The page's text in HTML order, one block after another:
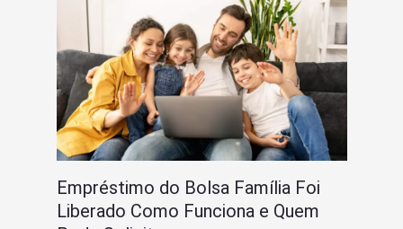
Empréstimo do Bolsa Família Foi
Liberado Como Funciona e Quem